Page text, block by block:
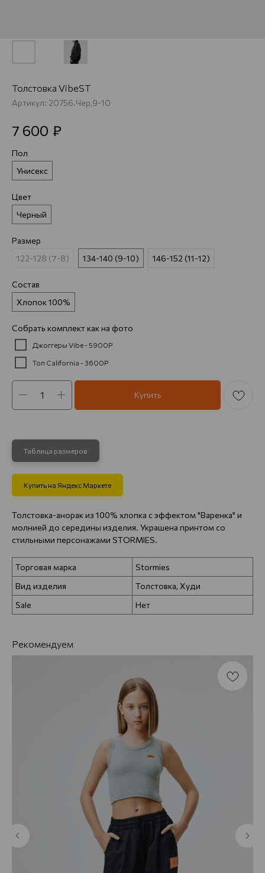
Толстовка VibeST
Артикул: 20756.Чер,9-10
7 600 ₽
Пол
Унисекс
Цвет
Черный
Размер
122-128 (7-8)
134-140 (9-10) 146-152 (11-12)
Состав
Хлопок 100%
Собрать комплект как на фото
Джоггеры Vibe - 5900Р
Топ California - 3600Р
Купить
Таблица размеров
Купить на Яндекс Маркете
Толстовка-анорак из 100% хлопка с эффектом "Варенка" и
молнией до середины изделия. Украшена принтом со
стильными персонажами STORMIES.
Торговая марка
Stormies
Вид изделия
Толстовка, Худи
Sale
Нет
Рекомендуем